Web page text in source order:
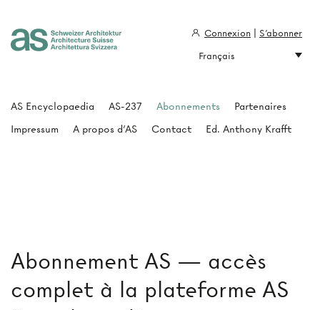
Abonnement AS — accès
complet à la plateforme AS
AS Encyclopaedia AS-237 Abonnements
Partenaires
Impressum
A propos d'AS Contact Ed. Anthony Krafft
Connexion
S'abonner
Français